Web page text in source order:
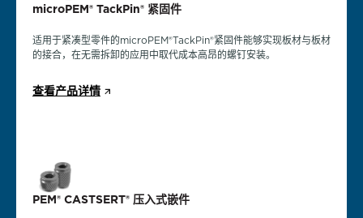
microPEM® TackPin® 紧固件
适用于紧凑型零件的microPEM®TackPin®紧固件能够实现板材与板材
的接合，在无需拆卸的应用中取代成本高昂的螺钉安装。
查看产品详情
PEM® CASTSERT® 压入式嵌件
推出力和扭出力的地方提供承重螺纹。
查看产品详情
PEM® CASTSERT® 压入式嵌件
microPEM® TackPin® 紧固件
接，在无需拆卸的应用中取代昂贵的螺钉安装。
PEM® CASTSERT® 压入式嵌件